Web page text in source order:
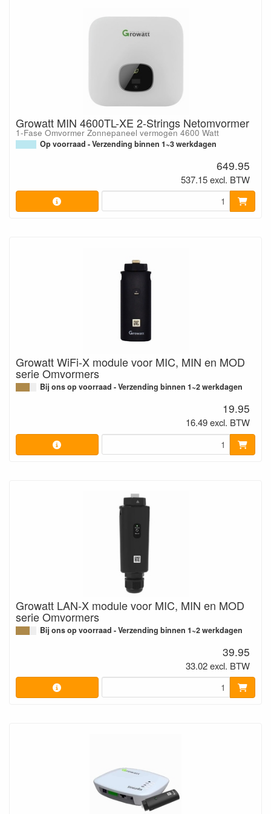
Growatt MIN 4600TL-XE 2-Strings Netomvormer
1-Fase Omvormer Zonnepaneel vermogen 4600 Watt
Op voorraad - Verzending binnen 1~3 werkdagen
649.95
537.15 excl. BTW
Growatt WiFi-X module voor MIC, MIN en MOD
serie Omvormers
Bij ons op voorraad - Verzending binnen 1~2 werkdagen
19.95
16.49 excl. BTW
Growatt LAN-X module voor MIC, MIN en MOD
serie Omvormers
Bij ons op voorraad - Verzending binnen 1~2 werkdagen
39.95
33.02 excl. BTW